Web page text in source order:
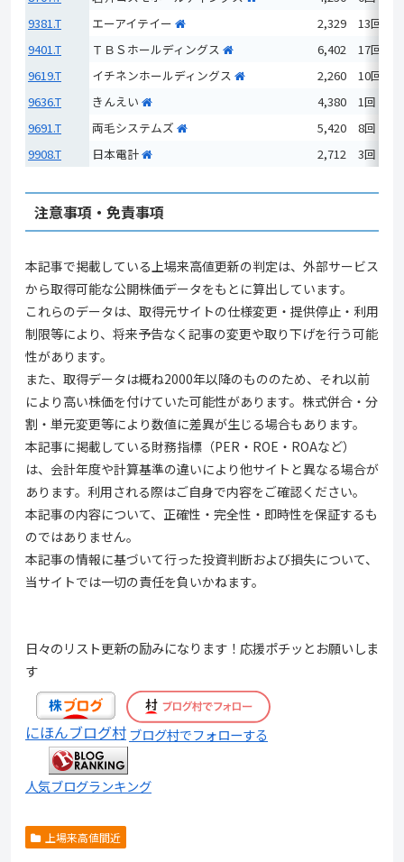
9381.T
エーアイテイー 2,329
13回
9401.T
ＴＢＳホールディングス 6,402
17回
9619.T
イチネンホールディングス 2,260
10回
9636.T
きんえい 4,380
1回
9691.T
両毛システムズ 5,420
8回
9908.T
日本電計 2,712 3回
注意事項・免責事項
本記事で掲載している上場来高値更新の判定は、外部サービス
から取得可能な公開株価データをもとに算出しています。
これらのデータは、取得元サイトの仕様変更・提供停止・利用
制限等により、将来予告なく記事の変更や取り下げを行う可能
性があります。
また、取得データは概ね2000年以降のもののため、それ以前
により高い株価を付けていた可能性があります。株式併合・分
割・単元変更等により数値に差異が生じる場合もあります。
本記事に掲載している財務指標（PER・ROE・ROAなど）
は、会計年度や計算基準の違いにより他サイトと異なる場合が
あります。利用される際はご自身で内容をご確認ください。
本記事の内容について、正確性・完全性・即時性を保証するも
のではありません。
本記事の情報に基づいて行った投資判断および損失について、
当サイトでは一切の責任を負いかねます。
日々のリスト更新の励みになります！応援ポチッとお願いしま
す
にほんブログ村ブログ村でフォローする
人気ブログランキング
上場来高値間近